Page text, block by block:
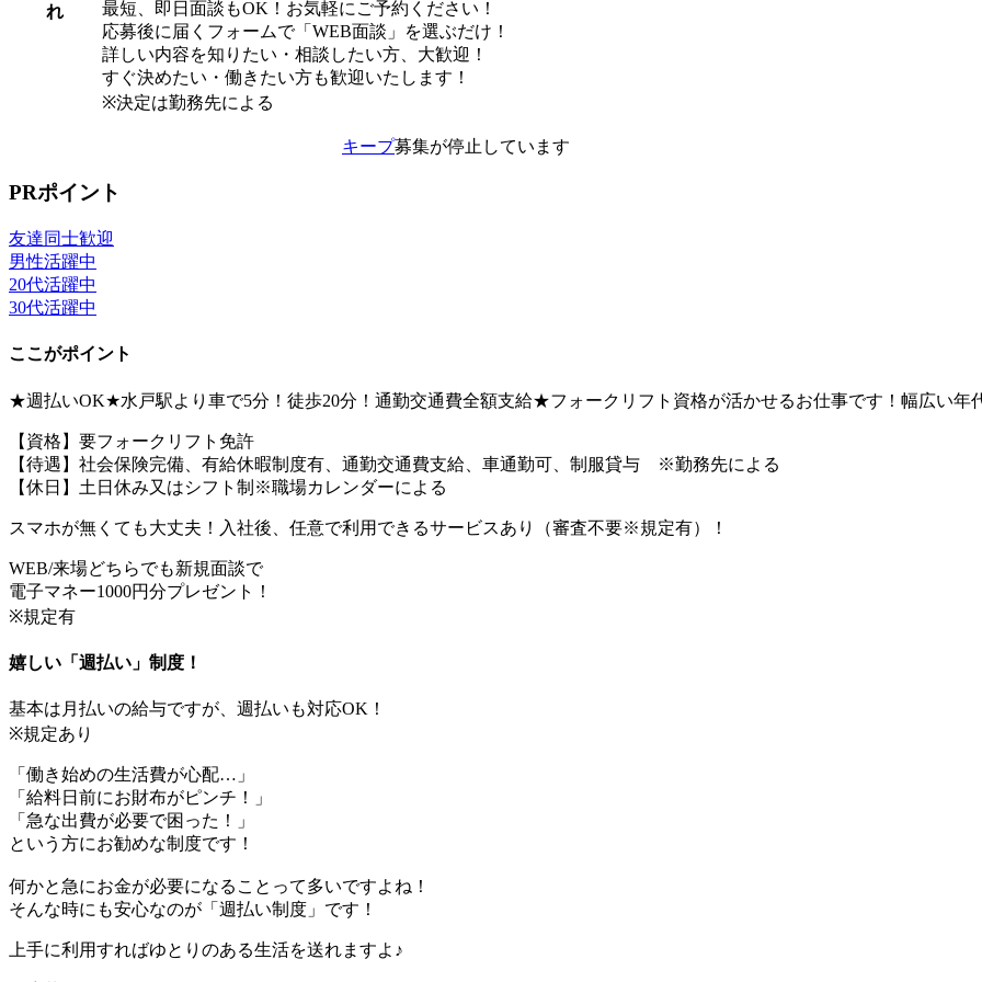
れ
最短、即日面談もOK！お気軽にご予約ください！
応募後に届くフォームで「WEB面談」を選ぶだけ！
詳しい内容を知りたい・相談したい方、大歓迎！
すぐ決めたい・働きたい方も歓迎いたします！
※決定は勤務先による
キープ募集が停止しています
PRポイント
友達同士歓迎
男性活躍中
20代活躍中
30代活躍中
ここがポイント
★週払いOK★水戸駅より車で5分！徒歩20分！通勤交通費全額支給★フォークリフト資格が活かせるお仕事です！幅広い年
【資格】要フォークリフト免許
【待遇】社会保険完備、有給休暇制度有、通勤交通費支給、車通勤可、制服貸与 ※勤務先による
【休日】土日休み又はシフト制※職場カレンダーによる
スマホが無くても大丈夫！入社後、任意で利用できるサービスあり（審査不要※規定有）！
WEB/来場どちらでも新規面談で
電子マネー1000円分プレゼント！
※規定有
嬉しい「週払い」制度！
基本は月払いの給与ですが、週払いも対応OK！
※規定あり
「働き始めの生活費が心配…」
「給料日前にお財布がピンチ！」
「急な出費が必要で困った！」
という方にお勧めな制度です！
何かと急にお金が必要になることって多いですよね！
そんな時にも安心なのが「週払い制度」です！
上手に利用すればゆとりのある生活を送れますよ♪